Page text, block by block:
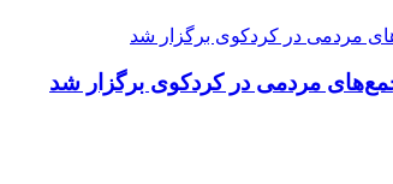
مردمی در کردکوی برگزار شد